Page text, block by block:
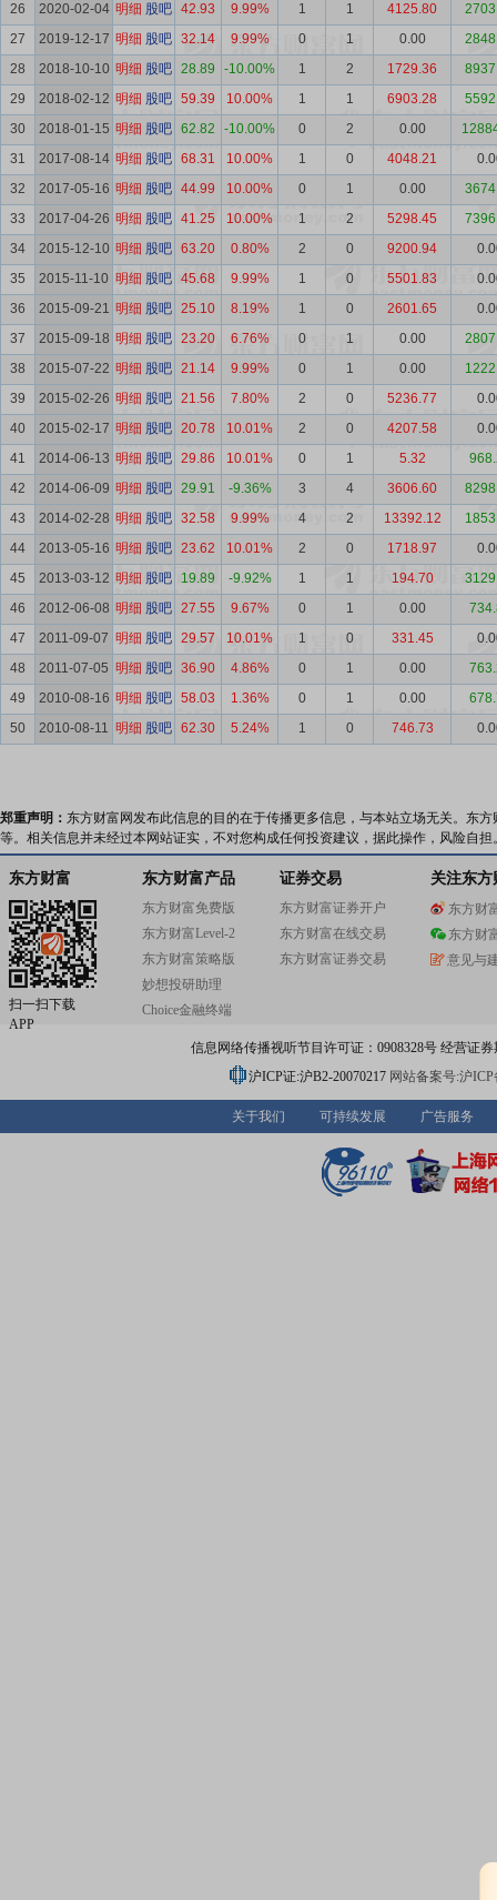
26
2020-02-04 明细 股吧 42.93 9.99% 1 1 4125.80
27
2019-12-17 明细 股吧 32.14 9.99% 0 1 0.00
28
2018-10-10 明细 股吧 28.89 -10.00% 1 2 1729.36
29
2018-02-12 明细 股吧 59.39 10.00% 1 1 6903.28
30
2018-01-15 明细 股吧 62.82 -10.00% 0 2 0.00
31
2017-08-14 明细 股吧 68.31 10.00% 1 0 4048.21
32
2017-05-16 明细 股吧 44.99 10.00% 0 1 0.00
33
2017-04-26 明细 股吧 41.25 10.00% 1 2 5298.45
34
2015-12-10 明细 股吧 63.20 0.80% 2 0 9200.94
35
2015-11-10 明细 股吧 45.68 9.99% 1 0 5501.83
36
2015-09-21 明细 股吧 25.10 8.19% 1 0 2601.65
37
2015-09-18 明细 股吧 23.20 6.76% 0 1 0.00
38
2015-07-22 明细 股吧 21.14 9.99% 0 1 0.00
39
2015-02-26 明细 股吧 21.56 7.80% 2 0 5236.77
40
2015-02-17 明细 股吧 20.78 10.01% 2 0 4207.58
41
2014-06-13 明细 股吧 29.86 10.01% 0 1 5.32
42
2014-06-09 明细 股吧 29.91 -9.36% 3 4 3606.60
43
2014-02-28 明细 股吧 32.58 9.99% 4 2 13392.12
44
2013-05-16 明细 股吧 23.62 10.01% 2 0 1718.97
45
2013-03-12 明细 股吧 19.89 -9.92% 1 1 194.70
46
2012-06-08 明细 股吧 27.55 9.67% 0 1 0.00
47
2011-09-07 明细 股吧 29.57 10.01% 1 0 331.45
48
2011-07-05 明细 股吧 36.90 4.86% 0 1 0.00
49
2010-08-16 明细 股吧 58.03 1.36% 0 1 0.00
50
2010-08-11 明细 股吧 62.30 5.24% 1 0 746.73
郑重声明： 东方财富网发布此信息的目的在于传播更多信息，与本站立场无关。东
等。相关信息并未经过本网站证实，不对您构成任何投资建议，据此操作，风险自担